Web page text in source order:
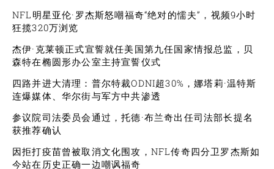
NFL明星亚伦·罗杰斯怒嘲福奇“绝对的懦夫”，视频9小时
狂揽320万浏览
杰伊·克莱顿正式宣誓就任美国第九任国家情报总监，贝
森特在椭圆形办公室主持宣誓仪式
四路并进大清理：普尔特裁ODNI超30%，娜塔莉·温特斯
连爆媒体、华尔街与军方中共渗透
参议院司法委员会通过，托德·布兰奇出任司法部长提名
获推荐确认
因拒打疫苗曾被取消文化围攻，NFL传奇四分卫罗杰斯如
今站在历史正确一边嘲讽福奇